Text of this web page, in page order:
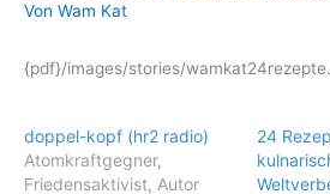
Von Wam Kat
{pdf}/images/stories/
doppel-kopf (hr2 radio)
Atomkraftgegner,
Friedensaktivist, Autor
24